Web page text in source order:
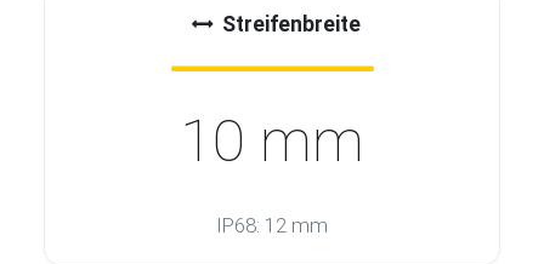
Streifenbreite
10 mm
IP68: 12 mm